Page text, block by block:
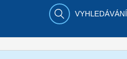
VYHLEDÁVÁNÍ